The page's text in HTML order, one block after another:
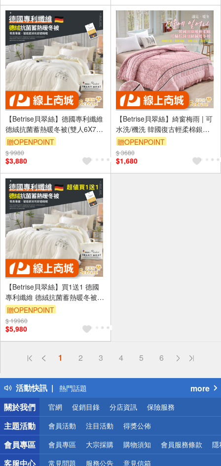
【Betrise貝翠絲】德國專利纖維
德絨抗菌蓄熱暖冬被(雙人6X7
尺)-獨家升級款3KG
贈OPENPOINT
訂單滿1999享9折
$ 9980
$3,880
【Betrise貝翠絲】綺窗梅雨 | 可
水洗/機洗 韓國復古輕柔棉銀離
子防蹣抗菌羽絲絨暖冬被-大尺寸
180x210cm
贈OPENPOINT
訂單滿1999享9折
$ 3680
$1,680
【Betrise貝翠絲】買1送1 德國
專利纖維 德絨抗菌蓄熱暖冬被
(雙人6X7尺)-獨家升級款3KG
贈OPENPOINT
訂單滿1999享9折
$ 19960
$5,980
1 2 3 4 5 6
活動快訊
偏遠地區配送
得獎公告
熱門話題
銀行優惠
偏遠地區配送
詐騙網頁！請小心！
more
關於我們
官網 促銷目錄 分店資訊 保險服務
主題活動 會員活動 注目活動 得獎公佈
會員專區 會員專區 大宗採購 購物須知 會員服務條款 隱
客服中心 常見問題 服務公告 意見信箱